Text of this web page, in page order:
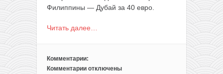
Филиппины — Дубай за 40 евро.
Читать далее…
Комментарии:
Комментарии отключены